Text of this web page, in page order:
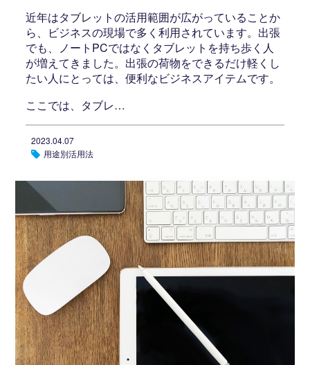
近年はタブレットの活用範囲が広がっていることか
ら、ビジネスの現場で多く利用されています。出張
でも、ノートPCではなくタブレットを持ち歩く人
が増えてきました。出張の荷物をできるだけ軽くし
たい人にとっては、便利なビジネスアイテムです。
ここでは、タブレ…
2023.04.07
用途別活用法